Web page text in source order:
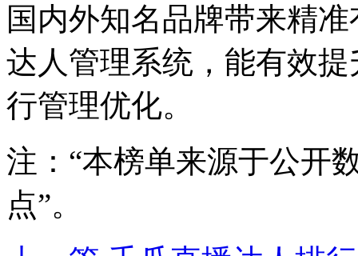
国内外知名品牌带来精
达人管理系统，能有效
行管理优化。
注：“本榜单来源于公开
点”。